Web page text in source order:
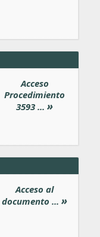
Acceso
Procedimiento
3593 ... »
Acceso al
documento ... »